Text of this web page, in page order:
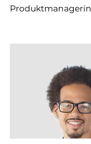
Produktmanagerin